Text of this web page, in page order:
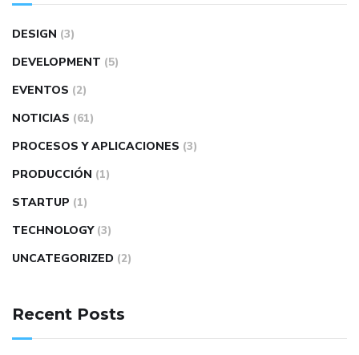
DESIGN (3)
DEVELOPMENT (5)
EVENTOS (2)
NOTICIAS (61)
PROCESOS Y APLICACIONES (3)
PRODUCCIÓN (1)
STARTUP (1)
TECHNOLOGY (3)
UNCATEGORIZED (2)
Recent Posts